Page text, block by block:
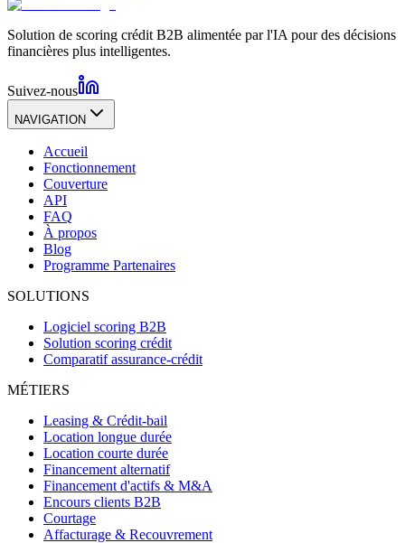
Solution de scoring crédit B2B alimentée par l'IA pour des décisions
financières plus intelligentes.
Suivez-nous
NAVIGATION
Accueil
Fonctionnement
Couverture
API
FAQ
À propos
Blog
Programme Partenaires
SOLUTIONS
Logiciel scoring B2B
Solution scoring crédit
Comparatif assurance-crédit
MÉTIERS
Leasing & Crédit-bail
Location longue durée
Location courte durée
Financement alternatif
Financement d'actifs & M&A
Encours clients B2B
Courtage
Affacturage & Recouvrement